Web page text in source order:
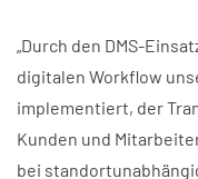
„Durch den DMS-
digitalen Workflow
implementiert, der
Kunden und
bei